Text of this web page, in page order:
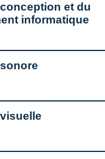
et du
informatique